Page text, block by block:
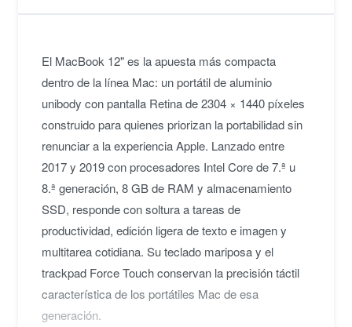
El MacBook 12" es la apuesta más compacta
dentro de la línea Mac: un portátil de aluminio
unibody con pantalla Retina de 2304 × 1440 píxeles
construido para quienes priorizan la portabilidad sin
renunciar a la experiencia Apple. Lanzado entre
2017 y 2019 con procesadores Intel Core de 7.ª u
8.ª generación, 8 GB de RAM y almacenamiento
SSD, responde con soltura a tareas de
productividad, edición ligera de texto e imagen y
multitarea cotidiana. Su teclado mariposa y el
trackpad Force Touch conservan la precisión táctil
característica de los portátiles Mac de esa
generación.